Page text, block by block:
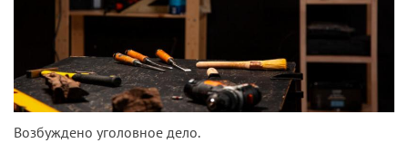
Возбуждено уголовное дело.